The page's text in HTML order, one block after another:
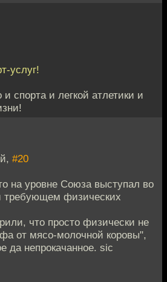
услуг!
спорта и легкой атлетики и
#20
на уровне Союза выступал во
требующем физических
что просто физически не
от мясо-молочной коровы",
да непрокачанное. sic